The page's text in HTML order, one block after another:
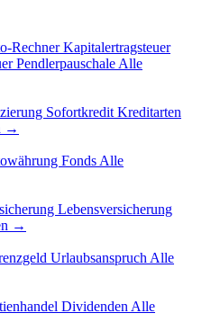
RechnerKapitalertragsteuer
Pendlerpauschale Alle
Sofortkredit Kreditarten
→
Fonds Alle
Lebensversicherung
→
Urlaubsanspruch Alle
Dividenden Alle